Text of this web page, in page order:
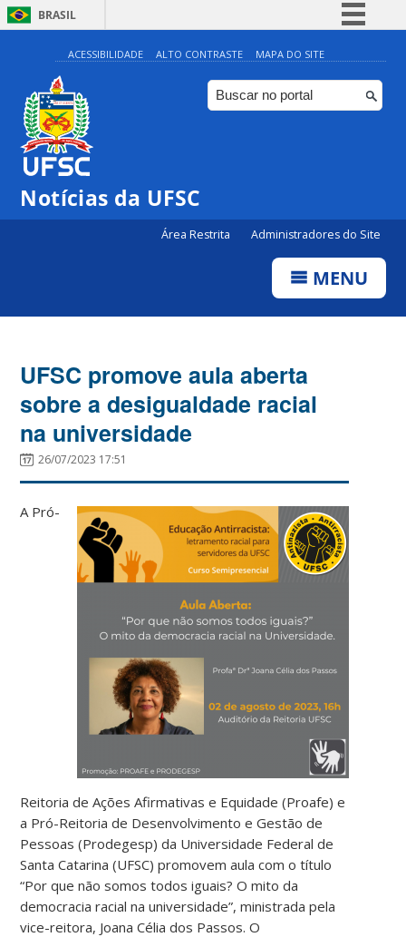
BRASIL
Simplifique!
Comunica BR
Participe
ACESSIBILIDADE ALTO CONTRASTE MAPA DO SITE
Notícias da UFSC
Área Restrita Administradores do Site
MENU
UFSC promove aula aberta
sobre a desigualdade racial
na universidade
26/07/2023 17:51
A Pró-
Reitoria de Ações Afirmativas e Equidade (Proafe) e
a Pró-Reitoria de Desenvolvimento e Gestão de
Pessoas (Prodegesp) da Universidade Federal de
Santa Catarina (UFSC) promovem aula com o título
“Por que não somos todos iguais? O mito da
democracia racial na universidade”, ministrada pela
vice-reitora, Joana Célia dos Passos. O